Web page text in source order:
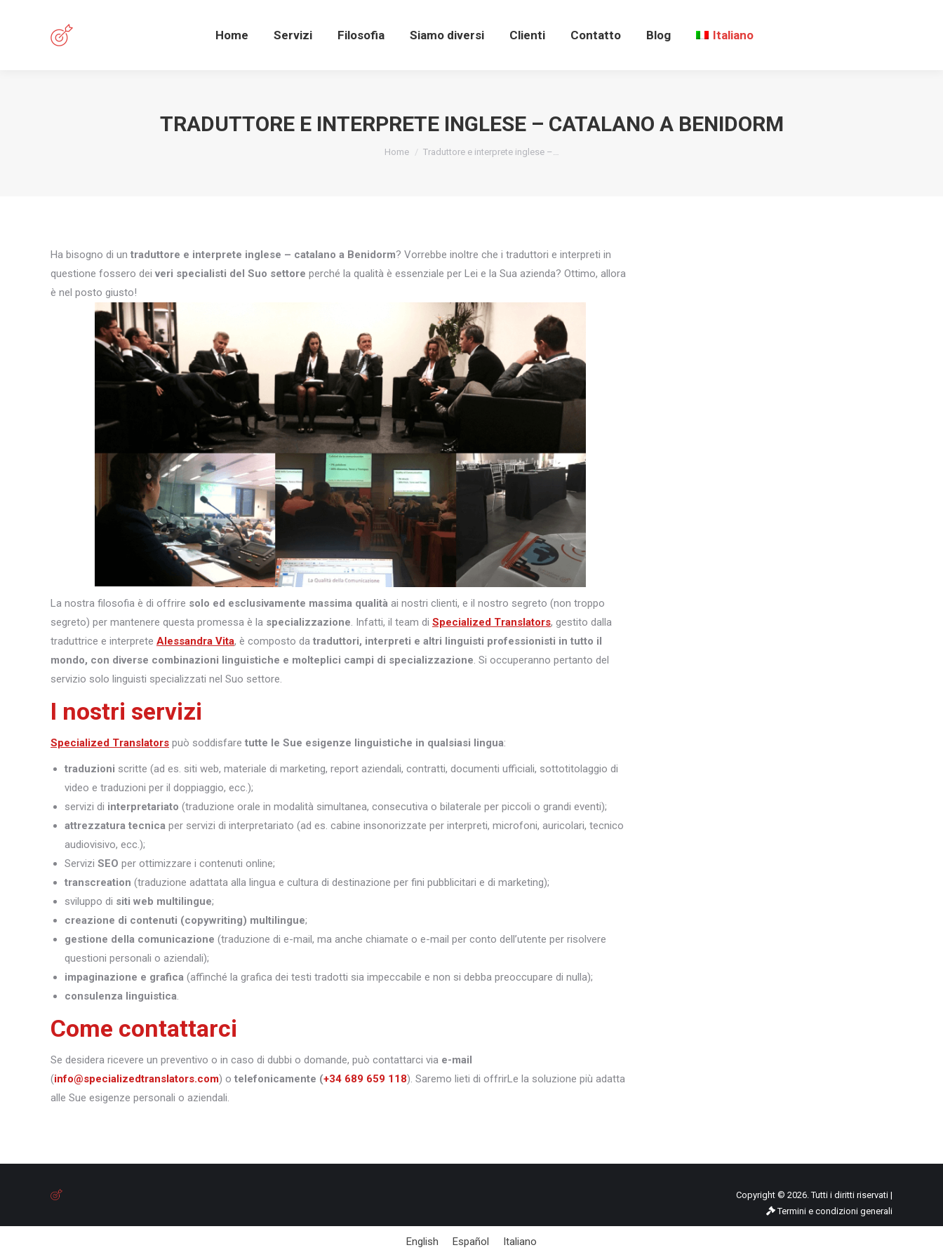
Home Servizi Filosofia Siamo diversi Clienti Contatto Blog Italiano
TRADUTTORE E INTERPRETE INGLESE – CATALANO A BENIDORM
You are here:
Home Traduttore e interprete inglese –…
Ha bisogno di un traduttore e interprete inglese – catalano a Benidorm? Vorrebbe inoltre che i traduttori e interpreti in
questione fossero dei veri specialisti del Suo settore perché la qualità è essenziale per Lei e la Sua azienda? Ottimo, allora
è nel posto giusto!
La nostra filosofia è di offrire solo ed esclusivamente massima qualità ai nostri clienti, e il nostro segreto (non troppo
segreto) per mantenere questa promessa è la specializzazione . Infatti, il team di Specialized Translators, gestito dalla
traduttrice e interprete Alessandra Vita, è composto da traduttori, interpreti e altri linguisti professionisti in tutto il
mondo, con diverse combinazioni linguistiche e molteplici campi di specializzazione . Si occuperanno pertanto del
servizio solo linguisti specializzati nel Suo settore.
I nostri servizi
Specialized Translators può soddisfare tutte le Sue esigenze linguistiche in qualsiasi lingua:
traduzioni scritte (ad es. siti web, materiale di marketing, report aziendali, contratti, documenti ufficiali, sottotitolaggio di
video e traduzioni per il doppiaggio, ecc.);
servizi di interpretariato (traduzione orale in modalità simultanea, consecutiva o bilaterale per piccoli o grandi eventi);
attrezzatura tecnica per servizi di interpretariato (ad es. cabine insonorizzate per interpreti, microfoni, auricolari, tecnico
audiovisivo, ecc.);
Servizi SEO per ottimizzare i contenuti online;
transcreation (traduzione adattata alla lingua e cultura di destinazione per fini pubblicitari e di marketing);
sviluppo di siti web multilingue;
creazione di contenuti (copywriting) multilingue;
gestione della comunicazione (traduzione di e-mail, ma anche chiamate o e-mail per conto dell’utente per risolvere
questioni personali o aziendali);
impaginazione e grafica (affinché la grafica dei testi tradotti sia impeccabile e non si debba preoccupare di nulla);
consulenza linguistica
Come contattarci
Se desidera ricevere un preventivo o in caso di dubbi o domande, può contattarci via e-mail
(info@specializedtranslators.com) o telefonicamente (+34 689 659 118). Saremo lieti di offrirLe la soluzione più adatta
alle Sue esigenze personali o aziendali.
Copyright © 2026. Tutti i diritti riservati |
Termini e condizioni generali
English Español Italiano